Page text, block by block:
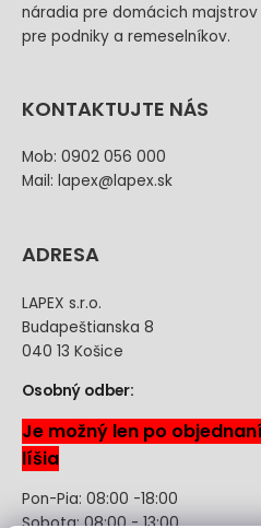
náradia pre domácich
pre podniky a remeselníkov.
KONTAKTUJTE NÁS
Mob: 0902 056 000
Mail: lapex@lapex.sk
ADRESA
LAPEX s.r.o.
Budapeštianska 8
040 13 Košice
Osobný odber:
Je možný len po
líšia
Pon-Pia: 08:00 -18:00
Sobota: 08:00 - 13:00